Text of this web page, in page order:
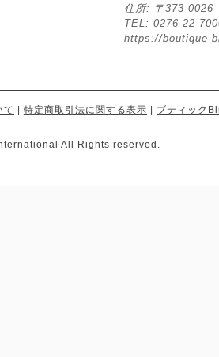
住所: 〒373-
TEL: 0276-22-
https://boutique-
て 特定商取引法に関する表示 ブティック
All Rights reserved.